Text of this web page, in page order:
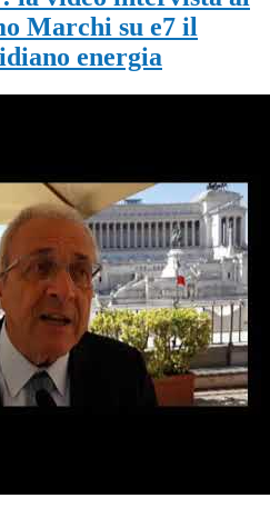
Marchi su e7 il
energia